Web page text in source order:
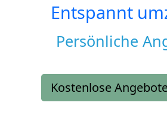
Entspannt
Persönliche
Kostenlose